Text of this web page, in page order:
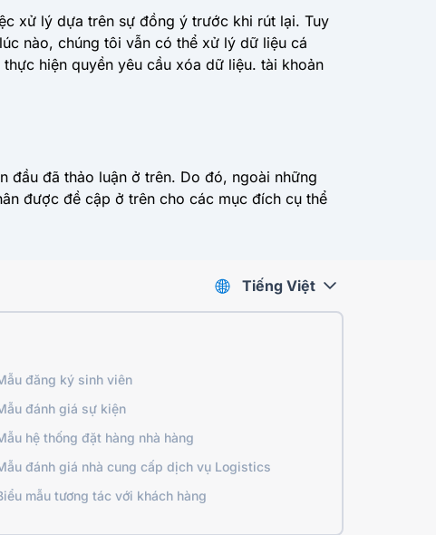
xử lý dựa trên sự đồng ý trước khi rút lại. Tuy
nào, chúng tôi vẫn có thể xử lý dữ liệu cá
hiện quyền yêu cầu xóa dữ liệu. tài khoản
đầu đã thảo luận ở trên. Do đó, ngoài những
được đề cập ở trên cho các mục đích cụ thể
đăng ký sinh viên
đánh giá sự kiện
hệ thống đặt hàng nhà hàng
đánh giá nhà cung cấp dịch vụ Logistics
mẫu tương tác với khách hàng
Tiếng Việt